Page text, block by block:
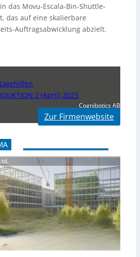
das Movu-Escala-Bin-Shuttle-
das auf eine skalierbare
Auftragsabwicklung abzielt.
2 (April) 2025
Cognibotics AB
Zur Firmenwebsite